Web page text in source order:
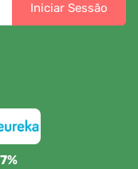
Iniciar Sessão